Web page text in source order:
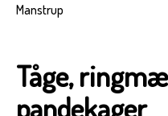
Manstrup
Tåge,
pandekager